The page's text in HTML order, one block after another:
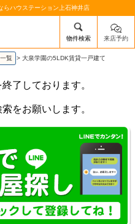
らハウステーション上石神井店
head-logo.png
物件検索 来店予約
覧 > 大泉学園の5LDK賃貸一戸建て
了しております。
をお願いします。